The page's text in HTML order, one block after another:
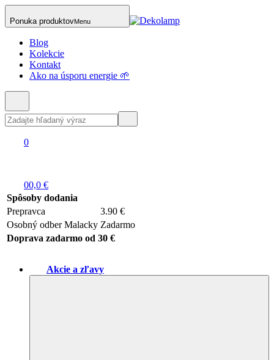
Ponuka produktovMenu
Blog
Kolekcie
Kontakt
Ako na úsporu energie 🌱
0
00,0 €
Spôsoby dodania
Prepravca
3.90 €
Osobný odber Malacky Zadarmo
Doprava zadarmo od 30 €
Akcie a zľavy